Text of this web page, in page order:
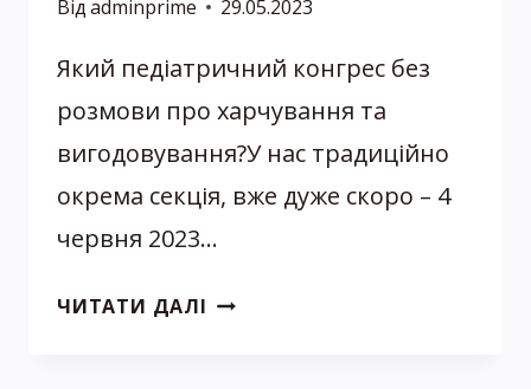
Відadminprime 29.05.2023
Який педіатричний конгрес без
розмови про харчування та
вигодовування?У нас традиційно
окрема секція, вже дуже скоро – 4
червня 2023…
ЧИТАТИ ДАЛІ ГАСТРОЕНТЕРОЛОГІЯ